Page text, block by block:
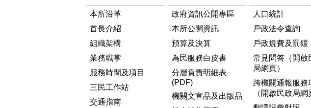
本所沿革
首長介紹
組織架構
業務職掌
服務時間及項目
三民工作站
交通指南
政府資訊公開專區
本所公開資訊
預算及決算
為民服務白皮書
分層負責明細表
(PDF)
機關文宣品及出版品
人口統計
戶政法令查詢
戶政規費及罰鍰
常見問答（開啟
局網頁）
跨機關通報服務
（開啟民政局網